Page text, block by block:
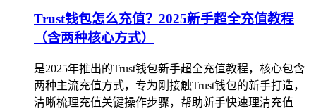
Trust钱包怎么充值？2025新手超全充值教程
（含两种核心方式）
是2025年推出的Trust钱包新手超全充值教程，核心包含
两种主流充值方式，专为刚接触Trust钱包的新手打造，
清晰梳理充值关键操作步骤，帮助新手快速理清充值